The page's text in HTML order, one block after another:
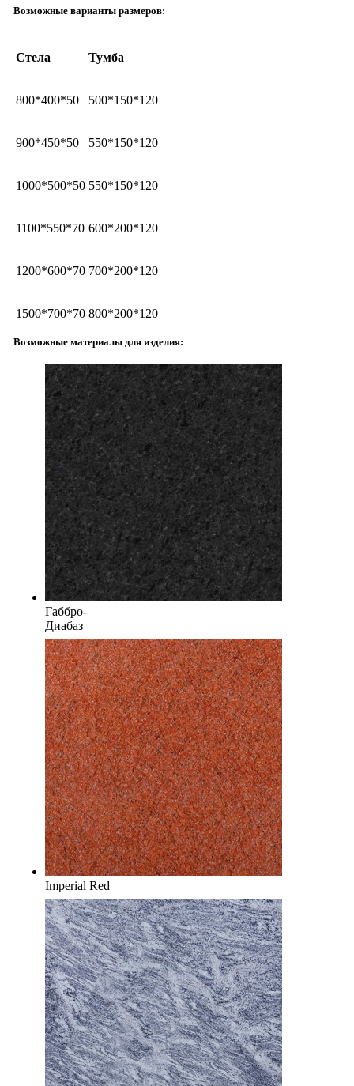
Возможные варианты размеров:
Стела Тумба
800*400*50 500*150*120
900*450*50 550*150*120
1000*500*50 550*150*120
1100*550*70 600*200*120
1200*600*70 700*200*120
1500*700*70 800*200*120
Возможные материалы для изделия:
Габбро-
Диабаз
Imperial Red